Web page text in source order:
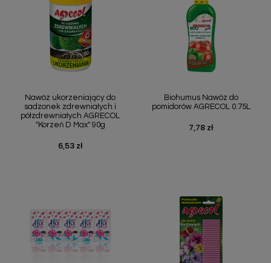
Nawóz ukorzeniający do
sadzonek zdrewniałych i
półzdrewniałych AGRECOL
"Korzeń D Max" 90g
Cena
6,53 zł
Biohumus Nawóz do
pomidorów AGRECOL 0.75L
Cena
7,78 zł